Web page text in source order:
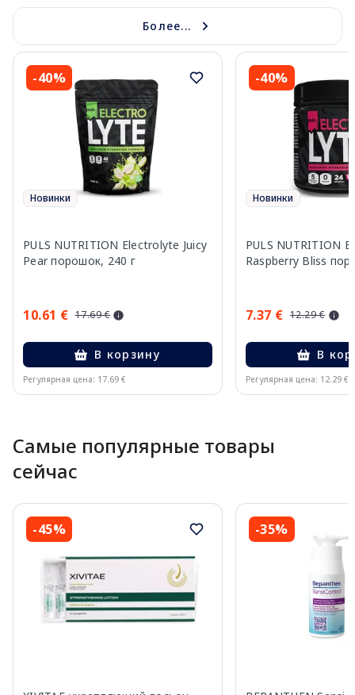
Более...
-40%
Новинки
PULS NUTRITION Electrolyte Juicy
Pear порошок, 240 г
10.61 € 17.69 €
В корзину
Регулярная цена: 17.69 €
-40%
Новинки
PULS NUTRITION
Raspberry Bliss
7.37 € 12.29 €
В
Регулярная цена: 12.29 €
Самые популярные товары
сейчас
-45% -35%